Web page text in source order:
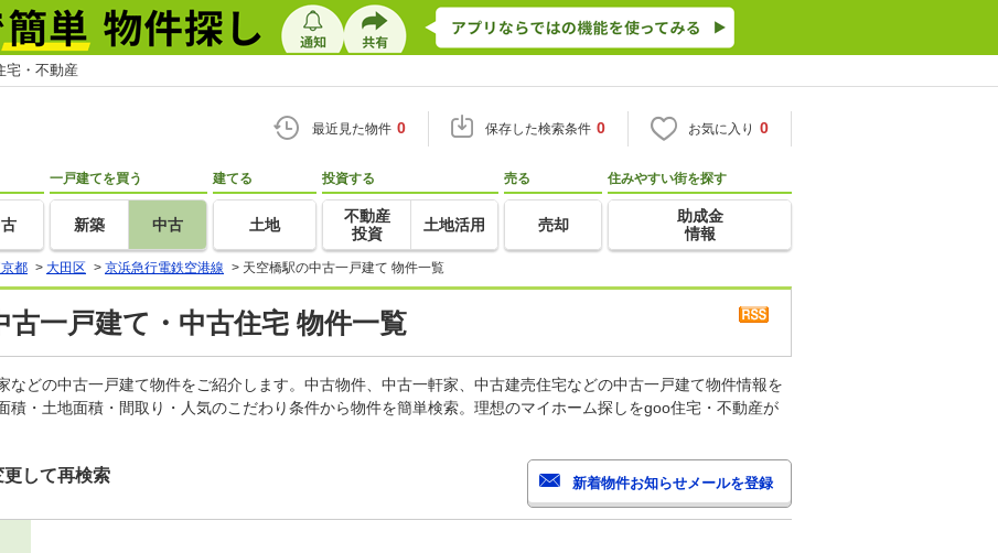
宅・不動産
最近見た物件 0 保存した検索条件 0 お気に入り 0
一戸建てを買う
新築 中古
建てる
土地
投資する
不動産
投資
土地活用
売る
売却
住みやすい街を探す
助成金
情報
都 > 大田区 > 京浜急行電鉄空港線 > 天空橋駅の中古一戸建て 物件一覧
古一戸建て・中古住宅 物件一覧
などの中古一戸建て物件をご紹介します。中古物件、中古一軒家、中古建売住宅などの中古一戸建て物件情報を
積・土地面積・間取り・人気のこだわり条件から物件を簡単検索。理想のマイホーム探しをgoo住宅・不動産が
して再検索